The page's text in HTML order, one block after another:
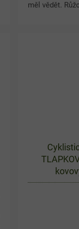
měl vědět.